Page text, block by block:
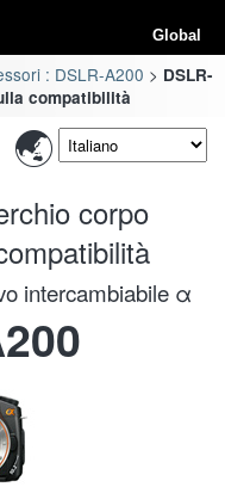
Global
: DSLR-A200
DSLR-
compatibilità
corpo
intercambiabile α